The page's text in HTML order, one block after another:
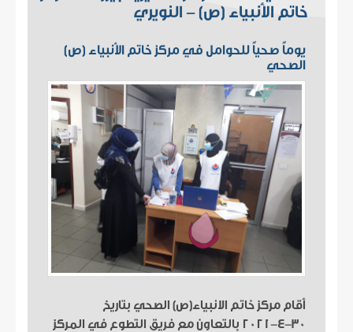
خاتم الأنبياء (ص) - النويري
يوماً صحياً للحوامل في مركز خاتم الأنبياء (ص)
الصحي
أقام مركز خاتم الانبياء(ص) الصحي بتاريخ
٣٠-٤-٢٠٢١ بالتعاون مع فريق التطوع في المركز